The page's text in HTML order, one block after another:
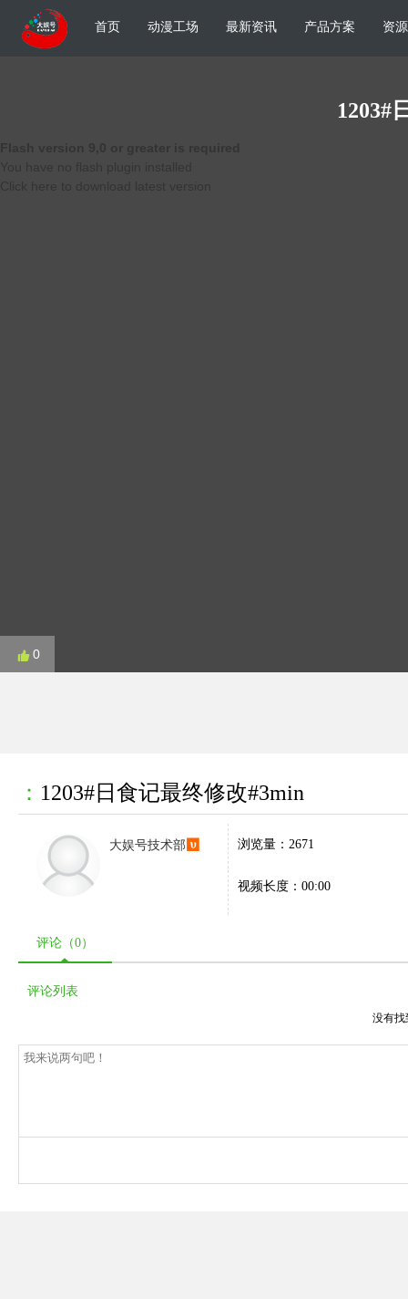
首页 动漫工场 最新资讯 产品方案 资
1203#
0
： 1203#日食记最终修改#3min
大娱号技术部 浏览量：2671
视频长度：00:00
评论（0）
评论列表
没有找